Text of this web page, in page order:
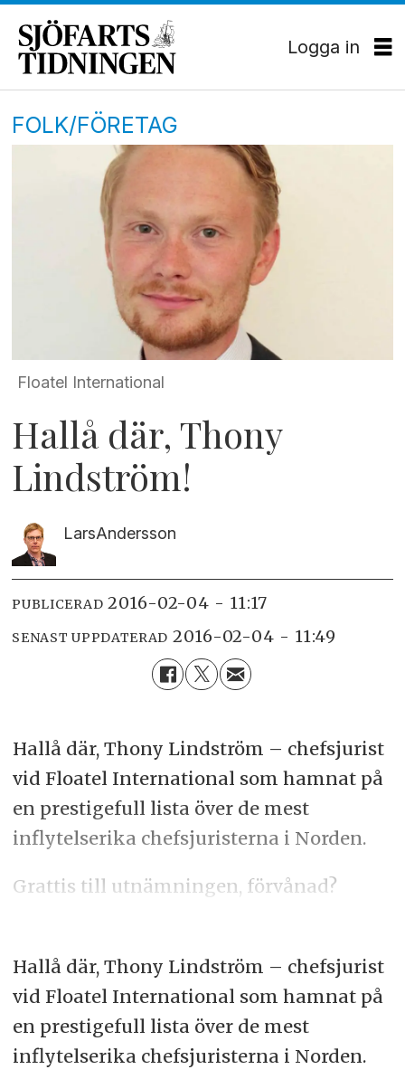
Logga in
FOLK/FÖRETAG
Floatel International
Hallå där, Thony
Lindström!
LarsAndersson
PUBLICERAD 2016-02-04 - 11:17
SENAST UPPDATERAD 2016-02-04 - 11:49
Hallå där, Thony Lindström – chefsjurist
vid Floatel International som hamnat på
en prestigefull lista över de mest
inflytelserika chefsjuristerna i Norden.
Grattis till utnämningen, förvånad?
Hallå där, Thony Lindström – chefsjurist
vid Floatel International som hamnat på
en prestigefull lista över de mest
inflytelserika chefsjuristerna i Norden.